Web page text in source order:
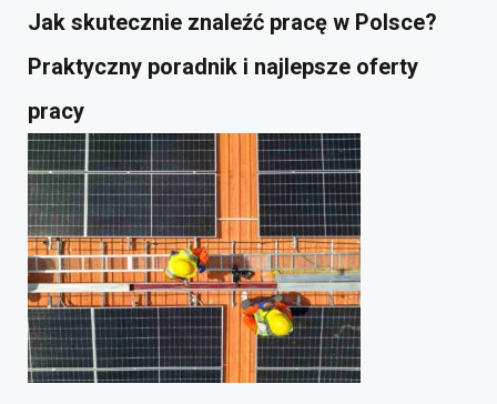
Jak skutecznie znaleźć pracę w Polsce?
Praktyczny poradnik i najlepsze oferty
pracy